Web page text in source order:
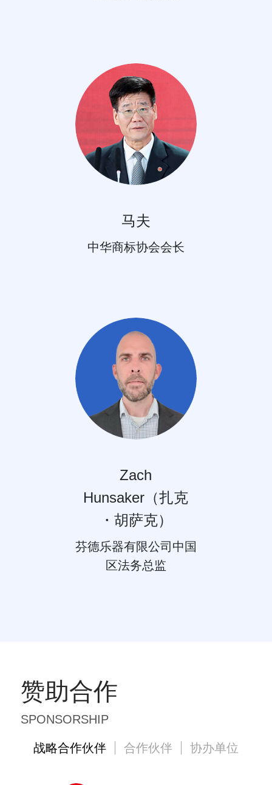
马夫
中华商标协会会长
Zach
Hunsaker（扎克
・胡萨克）
芬德乐器有限公司中国
区法务总监
赞助合作
SPONSORSHIP
战略合作伙伴 合作伙伴 协办单位